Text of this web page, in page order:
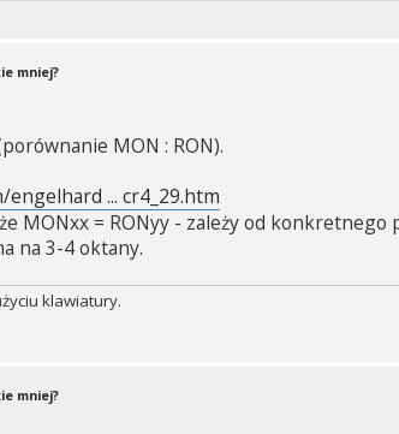
mniej?
MON : RON).
... cr4_29.htm
MONxx = RONyy - zależy od konkretnego
na 3-4 oktany.
klawiatury.
mniej?